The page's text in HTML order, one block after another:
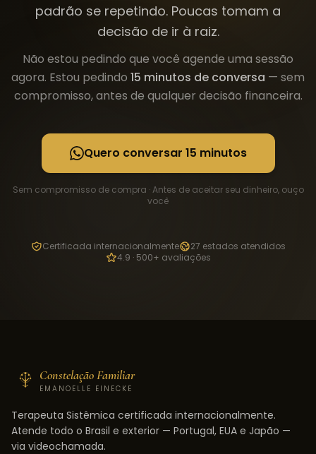
padrão se repetindo. Poucas tomam a
decisão de ir à raiz.
Não estou pedindo que você agende uma sessão
agora. Estou pedindo 15 minutos de conversa — sem
compromisso, antes de qualquer decisão financeira.
Quero conversar 15 minutos
Sem compromisso de compra · Antes de aceitar seu dinheiro, ouço
você
Certificada internacionalmente
27 estados atendidos
4.9 · 500+ avaliações
Constelação Familiar
EMANOELLE EINECKE
Terapeuta Sistêmica certificada internacionalmente.
Atende todo o Brasil e exterior — Portugal, EUA e Japão —
via videochamada.